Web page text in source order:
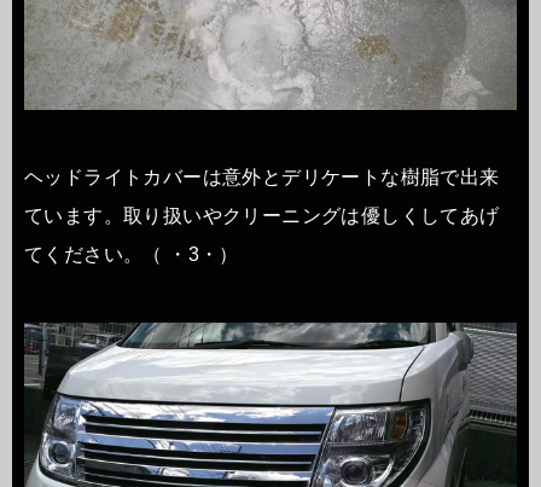
ヘッドライトカバーは意外とデリケートな樹脂で出来
ています。取り扱いやクリーニングは優しくしてあげ
てください。
（ ・3・）